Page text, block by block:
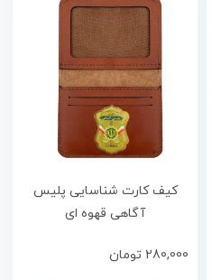
کیف کارت شناسایی پلیس
آگاهی قهوه ای
280,000 تومان